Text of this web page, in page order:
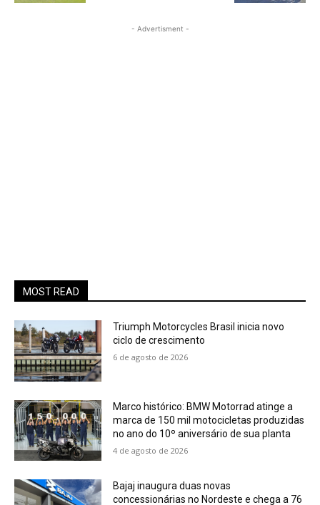
- Advertisment -
MOST READ
Triumph Motorcycles Brasil inicia novo
ciclo de crescimento
6 de agosto de 2026
Marco histórico: BMW Motorrad atinge a
marca de 150 mil motocicletas produzidas
no ano do 10º aniversário de sua planta
4 de agosto de 2026
Bajaj inaugura duas novas
concessionárias no Nordeste e chega a 76